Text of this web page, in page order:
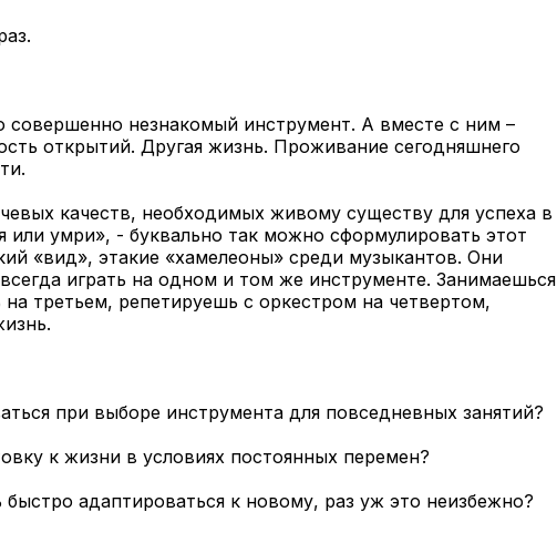
незнакомый инструмент. А вместе с ним –
открытий. Другая жизнь. Проживание сегодняшнего
качеств, необходимых живому существу для успеха в
умри», - буквально так можно сформулировать этот
«вид», этакие «хамелеоны» среди музыкантов. Они
играть на одном и том же инструменте. Занимаешься
третьем, репетируешь с оркестром на четвертом,
при выборе инструмента для повседневных занятий?
к жизни в условиях постоянных перемен?
адаптироваться к новому, раз уж это неизбежно?